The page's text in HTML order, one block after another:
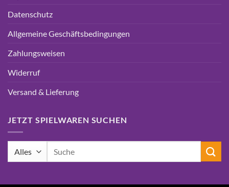
Datenschutz
Allgemeine Geschäftsbedingungen
Zahlungsweisen
Widerruf
Versand & Lieferung
JETZT SPIELWAREN SUCHEN